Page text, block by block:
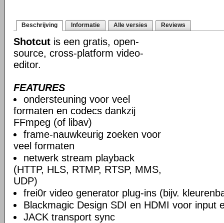
Beschrijving Informatie Alle versies Reviews
Shotcut is een gratis, open-
source, cross-platform video-
editor.
FEATURES
ondersteuning voor veel
formaten en codecs dankzij
FFmpeg (of libav)
frame-nauwkeurig zoeken voor
veel formaten
netwerk stream playback
(HTTP, HLS, RTMP, RTSP, MMS,
UDP)
frei0r video generator plug-ins (bijv.
Blackmagic Design SDI en HDMI voor input
JACK transport sync